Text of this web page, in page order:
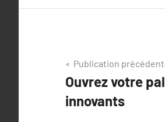
Navigation
de
l’article
Publication
Ouvrez votre
innovants